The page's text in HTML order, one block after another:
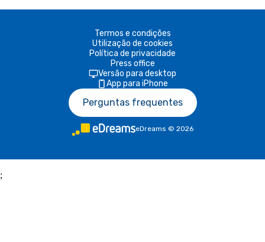
Termos e condições
Utilização de cookies
Política de privacidade
Press office
Versão para desktop
App para iPhone
Perguntas frequentes
eDreams © 2026
;